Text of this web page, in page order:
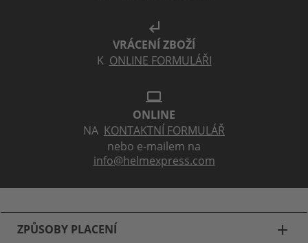
subdirectory_arrow_left
VRÁCENÍ ZBOŽÍ
K ONLINE FORMULÁŘI
laptop
ONLINE
NA KONTAKTNÍ FORMULÁŘ
nebo e-mailem na
info@helmexpress.com
ZPŮSOBY PLACENÍ add